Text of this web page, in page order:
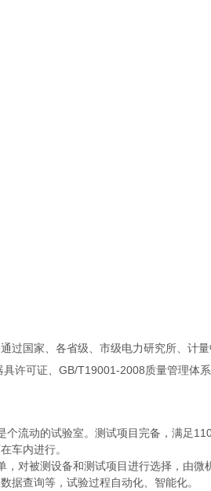
过国家、各省级、市级电力研究所、计
许可证、GB/T19001-2008质量管理体
流动的试验室。测试项目完备，满足
车内进行。
对被测设备和测试项目进行选择，由微
据查询等，试验过程自动化、智能化。